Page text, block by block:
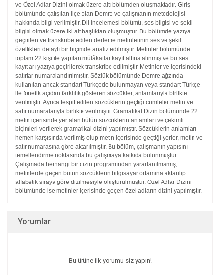
ve Özel Adlar Dizini olmak üzere altı bölümden oluşmaktadır. Giriş
bölümünde çalışılan ilçe olan Demre ve çalışmanın metodolojisi
hakkında bilgi verilmiştir. Dil incelemesi bölümü, ses bilgisi ve şekil
bilgisi olmak üzere iki alt başlıktan oluşmuştur. Bu bölümde yazıya
geçirilen ve transkribe edilen derleme metinlerinin ses ve şekil
özellikleri detaylı bir biçimde analiz edilmiştir. Metinler bölümünde
toplam 22 kişi ile yapılan mülâkatlar kayıt altına alınmış ve bu ses
kayıtları yazıya geçirilerek transkribe edilmiştir. Metinler ve içerisindeki
satırlar numaralandırılmıştır. Sözlük bölümünde Demre ağzında
kullanılan ancak standart Türkçede bulunmayan veya standart Türkçe
ile fonetik açıdan farklılık gösteren sözcükler, anlamlarıyla birlikte
verilmiştir. Ayrıca tespit edilen sözcüklerin geçtiği cümleler metin ve
satır numaralarıyla birlikte verilmiştir. Gramatikal Dizin bölümünde 22
metin içerisinde yer alan bütün sözcüklerin anlamları ve çekimli
biçimleri verilerek gramatikal dizini yapılmıştır. Sözcüklerin anlamları
hemen karşısında verilmiş olup metin içerisinde geçtiği yerler, metin ve
satır numarasına göre aktarılmıştır. Bu bölüm, çalışmanın yapısını
temellendirme noktasında bu çalışmaya katkıda bulunmuştur.
Çalışmada herhangi bir dizin programından yararlanılmamış,
metinlerde geçen bütün sözcüklerin bilgisayar ortamına aktarılıp
alfabetik sıraya göre dizilmesiyle oluşturulmuştur. Özel Adlar Dizini
bölümünde ise metinler içerisinde geçen özel adların dizini yapılmıştır.
Yorumlar
Bu ürüne ilk yorumu siz yapın!